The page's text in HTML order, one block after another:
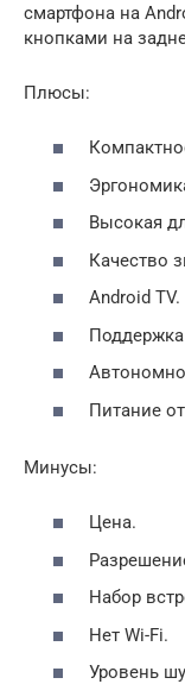
смартфона на
кнопками на
Плюсы:
Высокая
Качество
Android TV.
Питание
Минусы:
Цена.
Набор
Нет Wi-Fi.
Уровень